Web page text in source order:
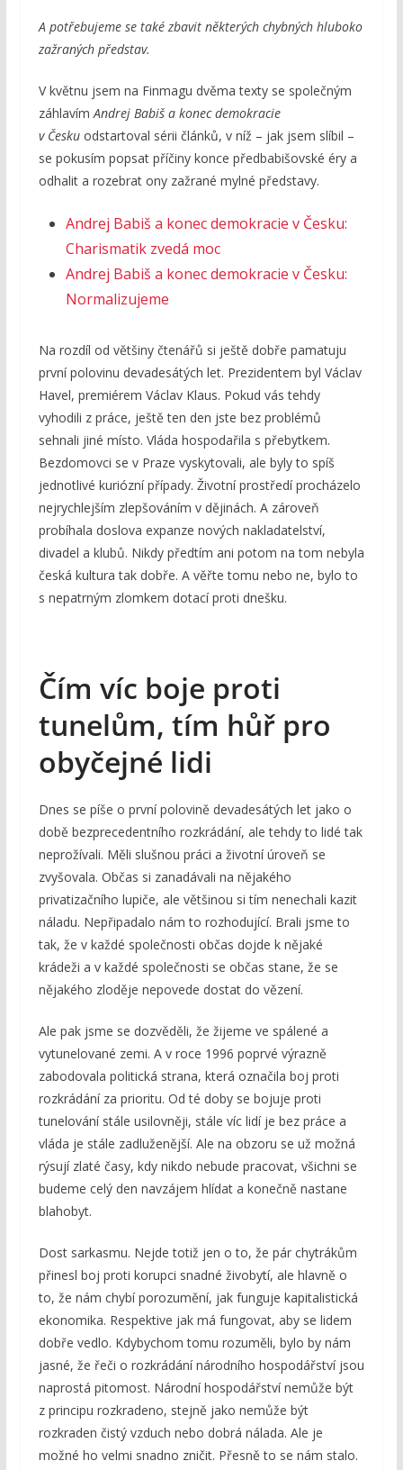
A potřebujeme se také zbavit některých chybných hluboko
zažraných představ.
V květnu jsem na Finmagu dvěma texty se společným
záhlavímAndrej Babiš a konec demokracie
v Českuodstartoval sérii článků, v níž – jak jsem slíbil –
se pokusím popsat příčiny konce předbabišovské éry a
odhalit a rozebrat ony zažrané mylné představy.
Andrej Babiš a konec demokracie v Česku:
Charismatik zvedá moc
Andrej Babiš a konec demokracie v Česku:
Normalizujeme
Na rozdíl od většiny čtenářů si ještě dobře pamatuju
první polovinu devadesátých let. Prezidentem byl Václav
Havel, premiérem Václav Klaus. Pokud vás tehdy
vyhodili z práce, ještě ten den jste bez problémů
sehnali jiné místo. Vláda hospodařila s přebytkem.
Bezdomovci se v Praze vyskytovali, ale byly to spíš
jednotlivé kuriózní případy. Životní prostředí procházelo
nejrychlejším zlepšováním v dějinách. A zároveň
probíhala doslova expanze nových nakladatelství,
divadel a klubů. Nikdy předtím ani potom na tom nebyla
česká kultura tak dobře. A věřte tomu nebo ne, bylo to
s nepatrným zlomkem dotací proti dnešku.
Čím víc boje proti
tunelům, tím hůř pro
obyčejné lidi
Dnes se píše o první polovině devadesátých let jako o
době bezprecedentního rozkrádání, ale tehdy to lidé tak
neprožívali. Měli slušnou práci a životní úroveň se
zvyšovala. Občas si zanadávali na nějakého
privatizačního lupiče, ale většinou si tím nenechali kazit
náladu. Nepřipadalo nám to rozhodující. Brali jsme to
tak, že v každé společnosti občas dojde k nějaké
krádeži a v každé společnosti se občas stane, že se
nějakého zloděje nepovede dostat do vězení.
Ale pak jsme se dozvěděli, že žijeme ve spálené a
vytunelované zemi. A v roce 1996 poprvé výrazně
zabodovala politická strana, která označila boj proti
rozkrádání za prioritu. Od té doby se bojuje proti
tunelování stále usilovněji, stále víc lidí je bez práce a
vláda je stále zadluženější. Ale na obzoru se už možná
rýsují zlaté časy, kdy nikdo nebude pracovat, všichni se
budeme celý den navzájem hlídat a konečně nastane
blahobyt.
Dost sarkasmu. Nejde totiž jen o to, že pár chytrákům
přinesl boj proti korupci snadné živobytí, ale hlavně o
to, že nám chybí porozumění, jak funguje kapitalistická
ekonomika. Respektive jak má fungovat, aby se lidem
dobře vedlo. Kdybychom tomu rozuměli, bylo by nám
jasné, že řeči o rozkrádání národního hospodářství jsou
naprostá pitomost. Národní hospodářství nemůže být
z principu rozkradeno, stejně jako nemůže být
rozkraden čistý vzduch nebo dobrá nálada. Ale je
možné ho velmi snadno zničit. Přesně to se nám stalo.